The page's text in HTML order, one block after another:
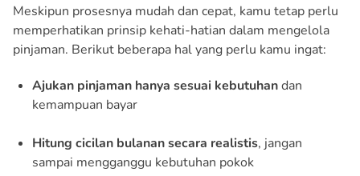
Meskipun prosesnya mudah dan cepat, kamu tetap perlu
memperhatikan prinsip kehati-hatian dalam mengelola
pinjaman. Berikut beberapa hal yang perlu kamu ingat:
Ajukan pinjaman hanya sesuai kebutuhandan
kemampuan bayar
Hitung cicilan bulanan secara realistis, jangan
sampai mengganggu kebutuhan pokok